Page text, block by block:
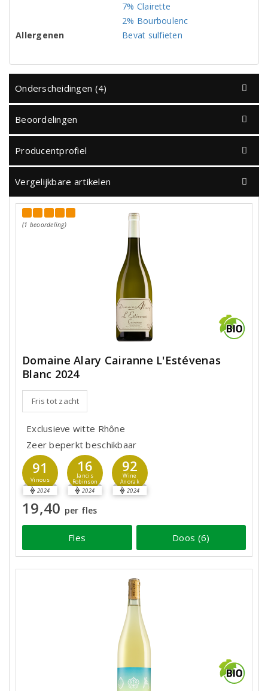
7% Clairette
2% Bourboulenc
Allergenen
Bevat sulfieten
Onderscheidingen (4)
Beoordelingen
Producentprofiel
Vergelijkbare artikelen
(1 beoordeling)
Domaine Alary Cairanne L'Estévenas
Blanc 2024
Fris tot zacht
Exclusieve witte Rhône
Zeer beperkt beschikbaar
91
Vinous
2024
16
Jancis
Robinson
2024
92
Wine
Anorak
2024
19,40 per fles
Fles Doos (6)